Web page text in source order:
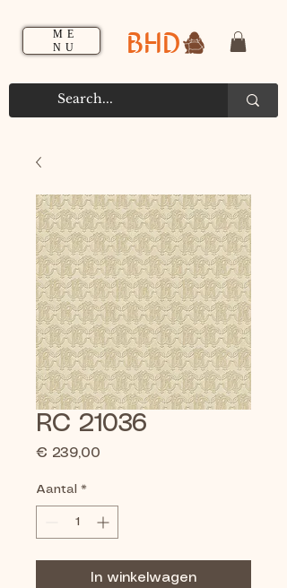
ME
NU
BHD
RC 21036
€ 239,00
Aantal *
In winkelwagen